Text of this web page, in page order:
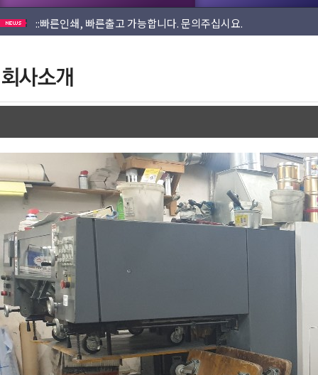
::빠른인쇄, 빠른출고 가능합니다. 문의주십시요.
::직접인쇄해서 저렴한 가격으로 견적내드립니다.
::인쇄물 패키지외 별도견적,소량도 문의가능합니다.
::빠른인쇄, 빠른출고 가능합니다. 문의주십시요.
::직접인쇄해서 저렴한 가격으로 견적내드립니다.